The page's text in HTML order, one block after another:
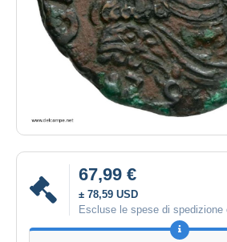
67,99 €
± 78,59 USD
Escluse le spese di spedizione